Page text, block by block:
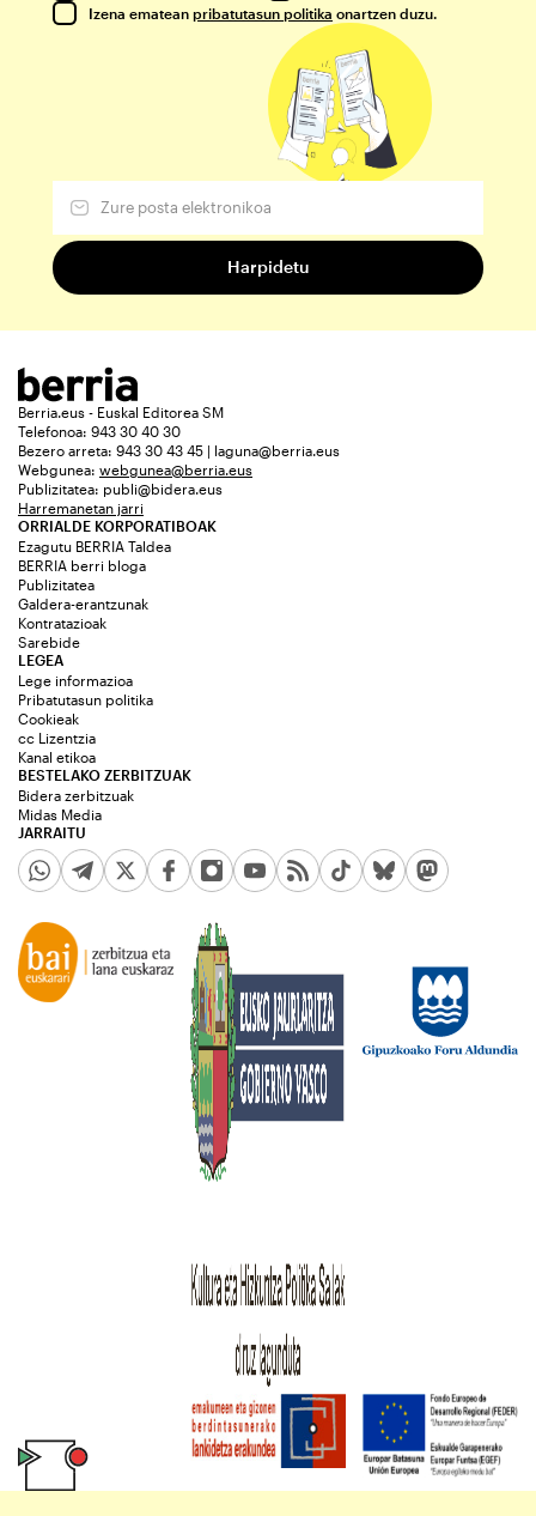
Izena ematean pribatutasun politika onartzen duzu.
Berria.eus - Euskal Editorea SM
Telefonoa: 943 30 40 30
Bezero arreta: 943 30 43 45 | laguna@berria.eus
Webgunea: webgunea@berria.eus
Publizitatea: publi@bidera.eus
Harremanetan jarri
ORRIALDE KORPORATIBOAK
Ezagutu BERRIA Taldea
BERRIA berri bloga
Publizitatea
Galdera-erantzunak
Kontratazioak
Sarebide
JARRAITU
LEGEA
Lege informazioa
Pribatutasun politika
Cookieak
cc Lizentzia
Kanal etikoa
BESTELAKO ZERBITZUAK
Bidera zerbitzuak
Midas Media